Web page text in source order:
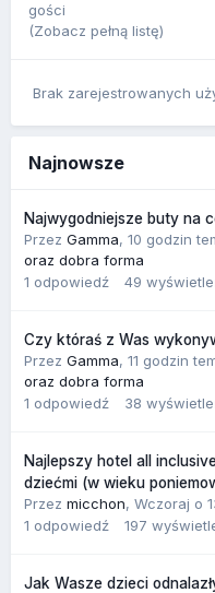
gości
(Zobacz pełną listę)
Brak zarejestrowanych
Najnowsze
Najwygodniejsze buty na
Przez Gamma, 10 godzin
oraz dobra forma
1 odpowiedź 49
Czy któraś z Was
Przez Gamma, 11 godzin
oraz dobra forma
1 odpowiedź 38
Najlepszy hotel all
dziećmi (w wieku
Przez micchon, Wczoraj o
1 odpowiedź 197
Jak Wasze dzieci